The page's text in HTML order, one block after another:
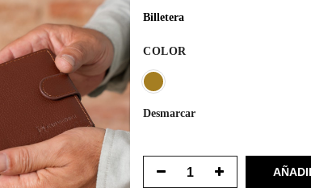
Billetera
COLOR
Desmarcar